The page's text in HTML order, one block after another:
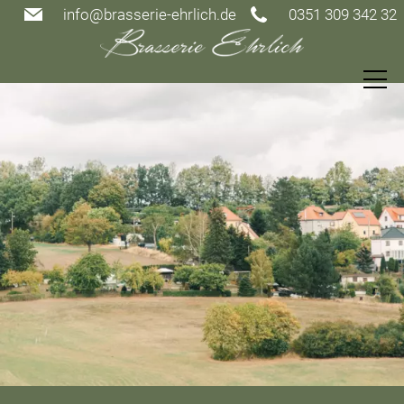
0351 309 342 32
info@brasserie-ehrlich.de
Speisekarte
Restaurant
Gutscheine
Events
Gästezimmer